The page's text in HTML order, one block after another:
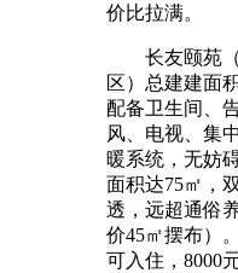
价比拉满。
长友颐苑（
区）总建建面
配备卫生间、
风、电视、集
暖系统，无妨
面积达75㎡，
透，远超通俗
价45㎡摆布）
可入住，8000